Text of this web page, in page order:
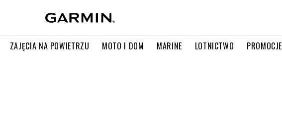
ZAJĘCIA NA POWIETRZU MOTO I DOM MARINE LOTNICTWO PROMOCJE